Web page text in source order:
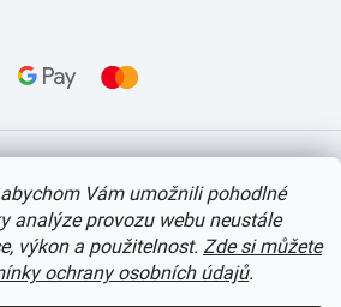
Vám umožnili pohodlné
analýze provozu webu neustále
výkon a použitelnost. Zde si můžete
ochrany osobních údajů.
Všechna práva vyhrazena. Upravit nastavení cookies